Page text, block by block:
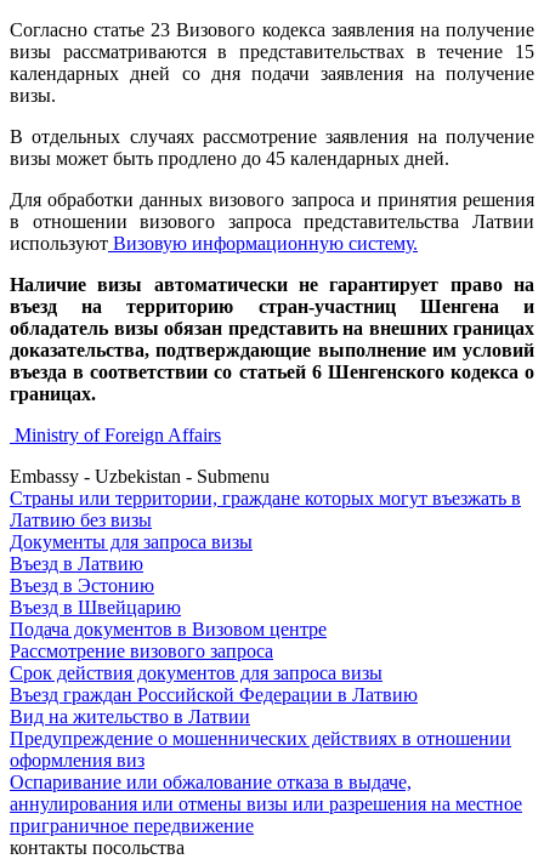
Согласно статье 23 Визового кодекса заявления на получение
визы рассматриваются в представительствах в течение 15
календарных дней со дня подачи заявления на получение
визы.
В отдельных случаях рассмотрение заявления на получение
визы может быть продлено до 45 календарных дней.
Для обработки данных визового запроса и принятия решения
в отношении визового запроса представительства Латвии
используют Визовую информационную систему.
Наличие визы автоматически не гарантирует право на
въезд на территорию стран-участниц Шенгена
и
обладатель визы обязан представить на внешних границах
доказательства, подтверждающие выполнение им условий
въезда в соответствии со статьей 6 Шенгенского кодекса о
границах.
Ministry of Foreign Affairs
Embassy - Uzbekistan - Submenu
Страны или территории, граждане которых могут въезжать в
Латвию без визы
Документы для запроса визы
Въезд в Латвию
Въезд в Эстонию
Въезд в Швейцарию
Подача документов в Визовом центре
Рассмотрение визового запроса
Срок действия документов для запроса визы
Въезд граждан Российской Федерации в Латвию
Вид на жительство в Латвии
Предупреждение о мошеннических действиях в отношении
оформления виз
Оспаривание или обжалование отказа в выдаче,
аннулирования или отмены визы или разрешения на местное
приграничное передвижение
контакты посольства